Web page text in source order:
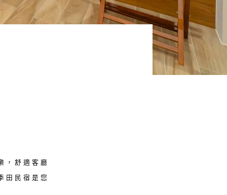
，舒適客廳
田民宿是您